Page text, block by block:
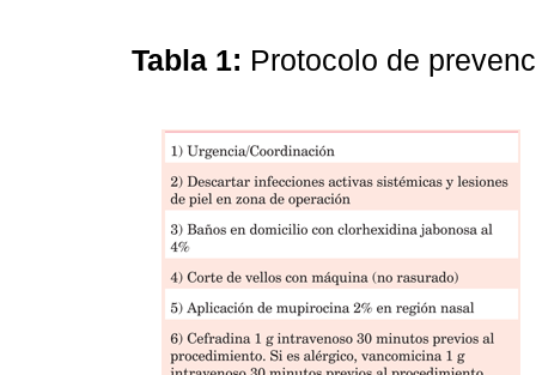
Tabla 1: Protocolo de